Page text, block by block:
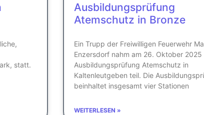
statt.
Ausbildungsprüfung
Atemschutz in Bronze
Ein Trupp der Freiwilligen Feuerwehr
Enzersdorf nahm am 26. Oktober
Ausbildungsprüfung Atemschutz in
Kaltenleutgeben teil. Die
beinhaltet insgesamt vier Stationen
WEITERLESEN »